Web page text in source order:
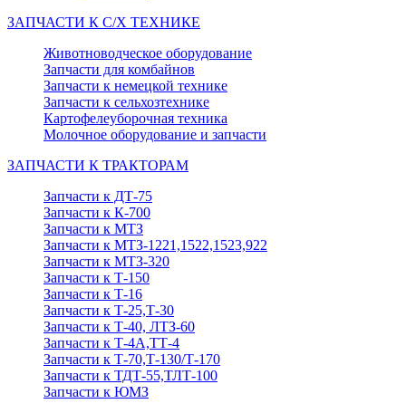
ЗАПЧАСТИ К С/Х ТЕХНИКЕ
Животноводческое оборудование
Запчасти для комбайнов
Запчасти к немецкой технике
Запчасти к сельхозтехнике
Картофелеуборочная техника
Молочное оборудование и запчасти
ЗАПЧАСТИ К ТРАКТОРАМ
Запчасти к ДТ-75
Запчасти к К-700
Запчасти к МТЗ
Запчасти к МТЗ-1221,1522,1523,922
Запчасти к МТЗ-320
Запчасти к Т-150
Запчасти к Т-16
Запчасти к Т-25,Т-30
Запчасти к Т-40, ЛТЗ-60
Запчасти к Т-4А,ТТ-4
Запчасти к Т-70,Т-130/Т-170
Запчасти к ТДТ-55,ТЛТ-100
Запчасти к ЮМЗ